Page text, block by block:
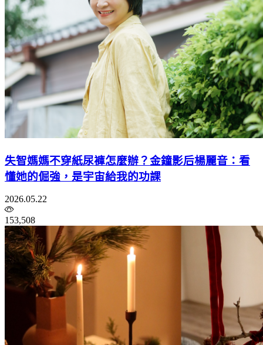
失智媽媽不穿紙尿褲怎麼辦？金鐘影后楊麗音：看
懂她的倔強，是宇宙給我的功課
2026.05.22
153,508